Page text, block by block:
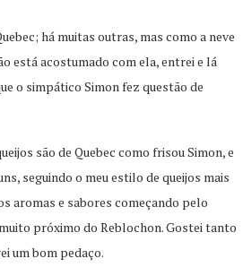
há muitas outras, mas como a neve
está acostumado com ela, entrei e lá
o simpático Simon fez questão de
são de Quebec como frisou Simon, e
seguindo o meu estilo de queijos mais
aromas e sabores começando pelo
próximo do Reblochon. Gostei tanto
um bom pedaço.